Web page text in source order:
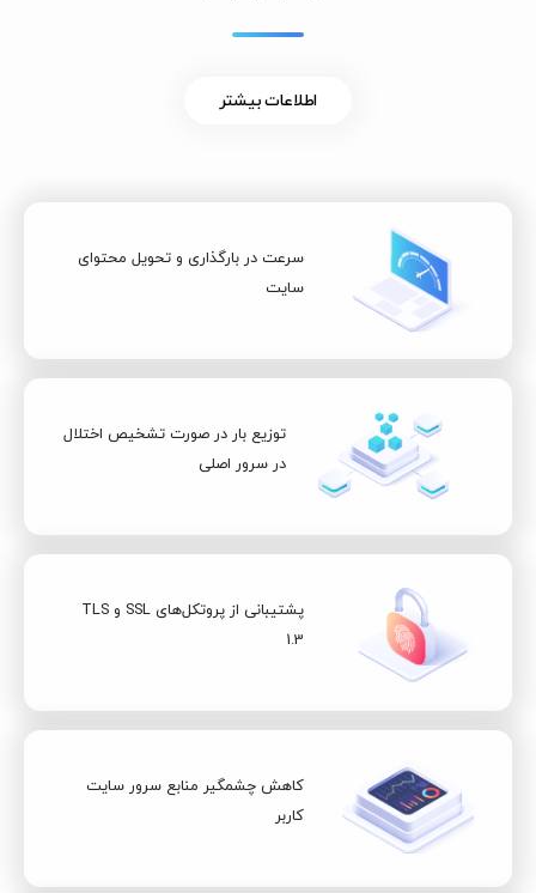
اطلاعات بیشتر
سرعت در بارگذاری و تحویل محتوای
سایت
توزیع بار در صورت تشخیص اختلال
در سرور اصلی
پشتیبانی از پروتکل‌های SSL و TLS
1.3
کاهش چشمگیر منابع سرور سایت
کاربر